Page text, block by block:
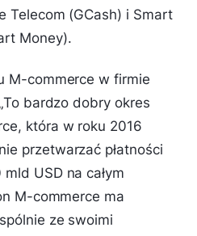
Telecom (GCash) i Smart
Money).
M-commerce w firmie
To bardzo dobry okres
która w roku 2016
przetwarzać płatności
USD na całym
M-commerce ma
ze swoimi